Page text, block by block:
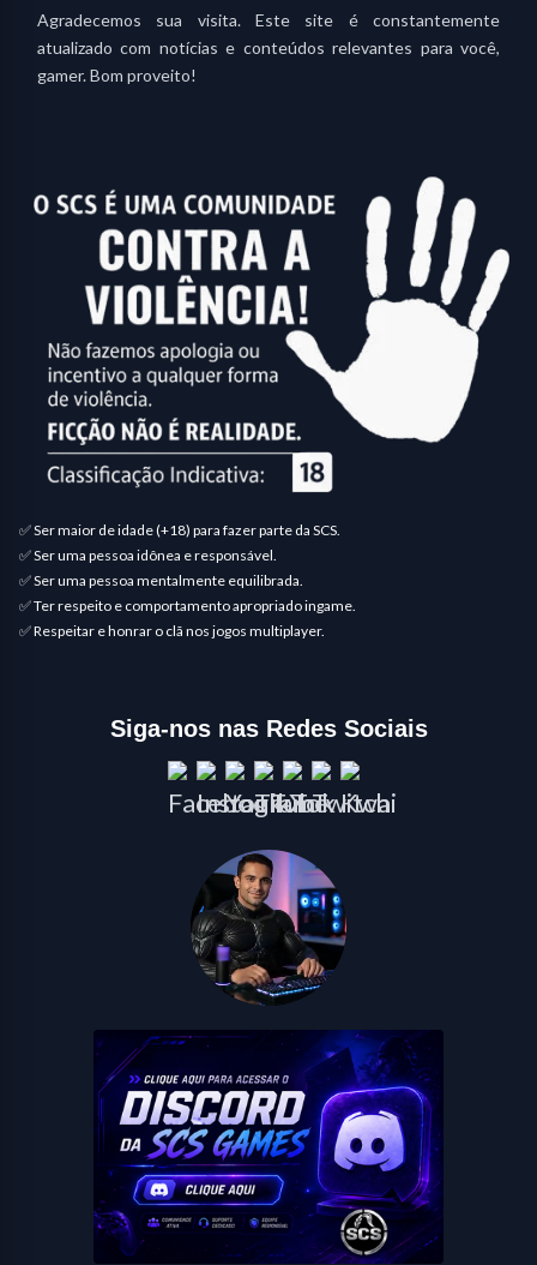
Agradecemos sua visita. Este site é constantemente
atualizado com notícias e conteúdos relevantes para você,
gamer. Bom proveito!
✅ Ser maior de idade (+18) para fazer parte da SCS.
✅ Ser uma pessoa idônea e responsável.
✅ Ser uma pessoa mentalmente equilibrada.
✅ Ter respeito e comportamento apropriado ingame.
✅ Respeitar e honrar o clã nos jogos multiplayer.
Siga-nos nas Redes Sociais